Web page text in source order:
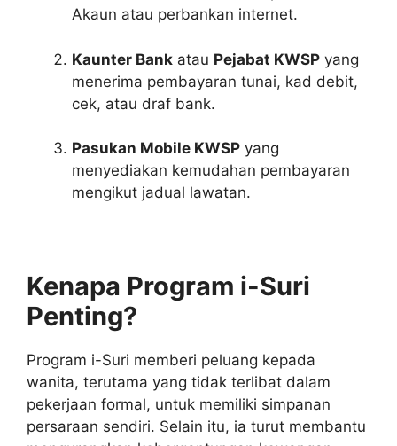
Akaun atau perbankan internet.
Kaunter Bank atau Pejabat KWSP yang
menerima pembayaran tunai, kad debit,
cek, atau draf bank.
Pasukan Mobile KWSP yang
menyediakan kemudahan pembayaran
mengikut jadual lawatan.
Kenapa Program i-Suri
Penting?
Program i-Suri memberi peluang kepada
wanita, terutama yang tidak terlibat dalam
pekerjaan formal, untuk memiliki simpanan
persaraan sendiri. Selain itu, ia turut membantu